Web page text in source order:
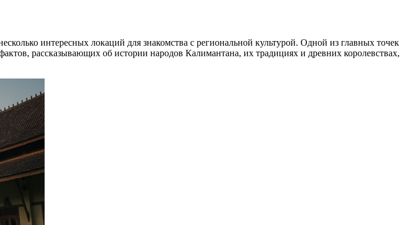
интересных локаций для знакомства с региональной культурой. Одной из главных точек
рассказывающих об истории народов Калимантана, их традициях и древних королевствах,